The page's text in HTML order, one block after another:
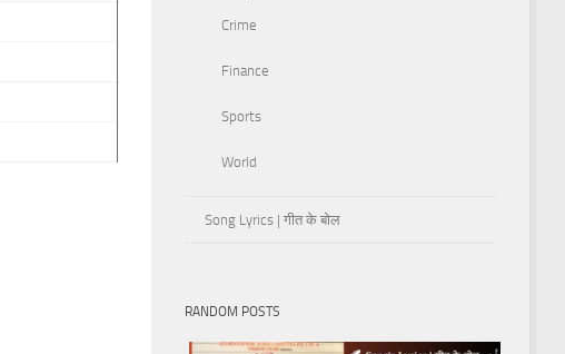
Crime
Finance
Sports
World
Song Lyrics | गीत के बोल
RANDOM POSTS